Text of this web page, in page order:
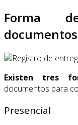
Forma
documentos
Existen tres
documentos para
Presencial